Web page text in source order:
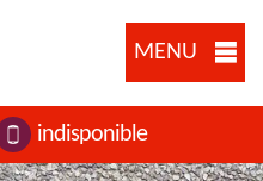
MENU
indisponible